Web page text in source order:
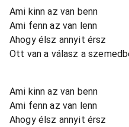
Ami kinn az van benn
Ami fenn az van lenn
Ahogy élsz annyit érsz
Ott van a válasz a
Ami kinn az van benn
Ami fenn az van lenn
Ahogy élsz annyit érsz